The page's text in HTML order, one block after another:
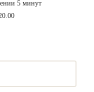
5 минут